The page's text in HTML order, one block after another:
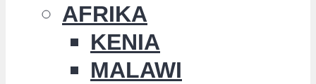
AFRIKA
KENIA
MALAWI